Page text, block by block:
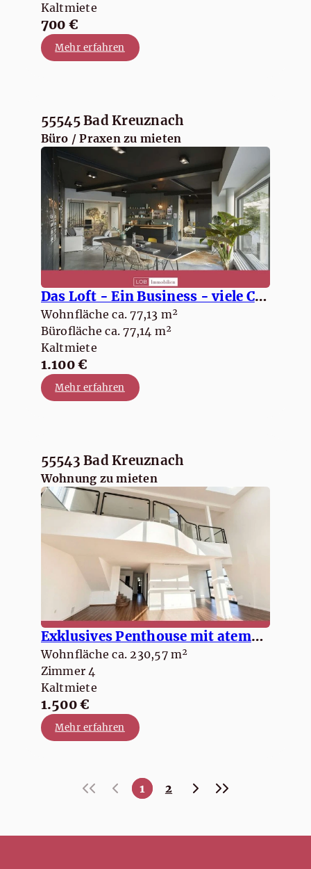
Kaltmiete
700 €
Mehr erfahren
55545 Bad Kreuznach
Büro / Praxen zu mieten
Das Loft - Ein Business - viele Chancen
Wohnfläche ca. 77,13 m²
Bürofläche ca. 77,14 m²
Kaltmiete
1.100 €
Mehr erfahren
55543 Bad Kreuznach
Wohnung zu mieten
Exklusives Penthouse mit atemberaubendem Weitblick & Sonnenterrasse
Wohnfläche ca. 230,57 m²
Zimmer 4
Kaltmiete
1.500 €
Mehr erfahren
« ‹ 1 2 › »